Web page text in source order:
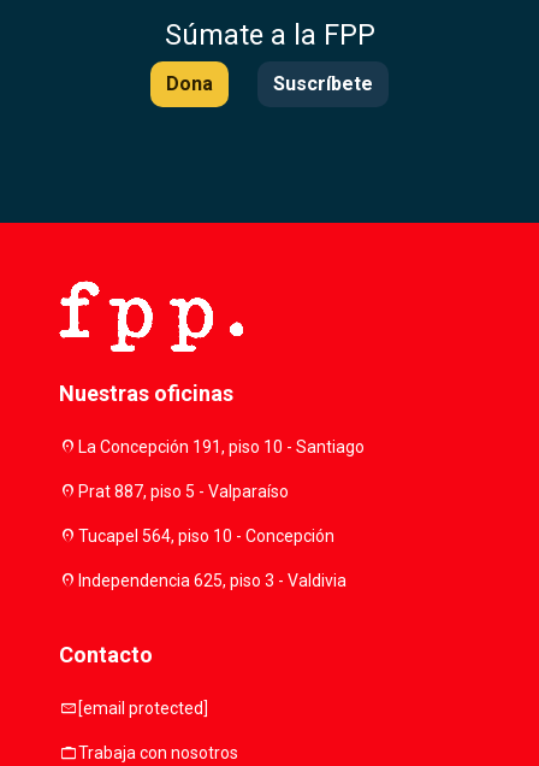
Súmate a la FPP
Dona Suscríbete
Nuestras oficinas
location_onLa Concepción 191, piso 10 - Santiago
location_onPrat 887, piso 5 - Valparaíso
location_onTucapel 564, piso 10 - Concepción
location_onIndependencia 625, piso 3 - Valdivia
Contacto
mail [email protected]
workTrabaja con nosotros